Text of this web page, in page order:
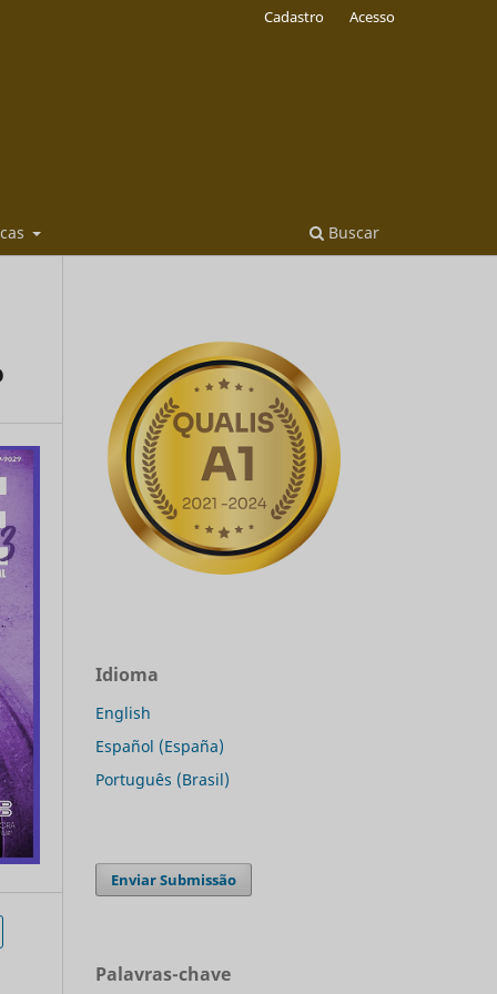
Buscar
Cadastro Acesso
Idioma
English
Español (España)
Português (Brasil)
Enviar Submissão
Palavras-chave